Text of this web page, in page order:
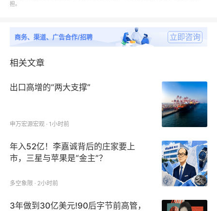
岸桥起重机模拟器报告主要厂商包括：
岸桥起重机模拟器报告主要研究产品类型包括：
Megamax STS 起重机模拟器、 Panamax STS 起重
岸桥起重机模拟器报告主要研究应用领域，主要包括：
岸桥起重机模拟器报告核心内容：
一、全球岸桥起重机模拟器市场的总体规模，涵盖销量
与收入两大维度，回顾了2019-2023年的历史数据，
担。
商务、渠道、广告合作/招聘 立即咨询
相关文章
出口高增的“两大支撑”
申万宏源宏观 · 1小时前
年入52亿！李嘉诚背后的庄家要上
市，三星与苹果是“金主”？
多空象限 · 2小时前
3年做到30亿美元!90后字节前高管，